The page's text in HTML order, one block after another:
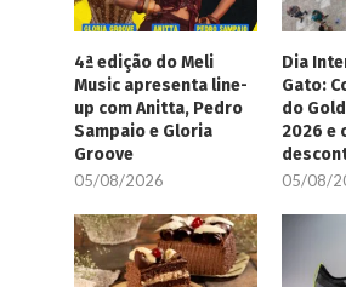
4ª edição do Meli
Music apresenta line-
up com Anitta, Pedro
Sampaio e Gloria
Groove
05/08/2026
Dia
Gato:
do
2026 e
05/08/